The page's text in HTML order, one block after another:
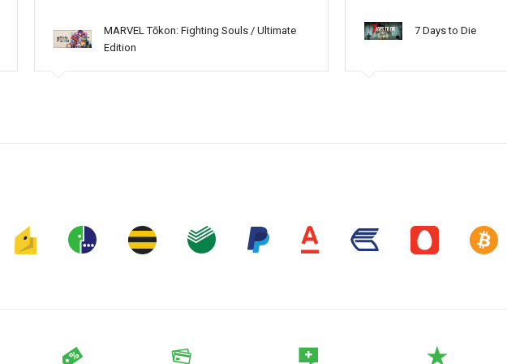
MARVEL Tōkon: Fighting Souls / Ultimate
Edition
7 Days to Die